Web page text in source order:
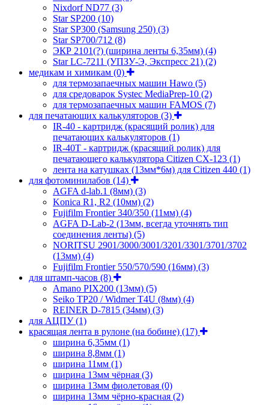
Nixdorf ND77 (3)
Star SP200 (10)
Star SP300 (Samsung 250) (3)
Star SP700/712 (8)
ЭКР 2101(?) (ширина ленты 6,35мм) (4)
Star LC-7211 (УПЗУ-Э, Экспресс 21) (2)
медикам и химикам (0)
для термозапаечных машин Hawo (5)
для средоварок Systec MediaPrep-10 (2)
для термозапаечных машин FAMOS (7)
для печатающих калькуляторов (3)
IR-40 - картридж (красящий ролик) для
печатающих калькуляторов (1)
IR-40T - картридж (красящий ролик) для
печатающего калькулятора Citizen CX-123 (1)
лента на катушках (13мм*6м) для Citizen 440 (1)
для фотоминилабов (14)
AGFA d-lab.1 (8мм) (3)
Konica R1, R2 (10мм) (2)
Fujifilm Frontier 340/350 (11мм) (4)
AGFA D-Lab-2 (13мм, всегда уточнять тип
соединения ленты) (5)
NORITSU 2901/3000/3001/3201/3301/3701/3702
(13мм) (4)
Fujifilm Frontier 550/570/590 (16мм) (3)
для штамп-часов (8)
Amano PIX200 (13мм) (5)
Seiko TP20 / Widmer T4U (8мм) (4)
REINER D-7815 (34мм) (3)
для АЦПУ(1)
красящая лента в рулоне (на бобине) (17)
ширина 6,35мм (1)
ширина 8,8мм (1)
ширина 11мм (1)
ширина 13мм чёрная (3)
ширина 13мм фиолетовая (0)
ширина 13мм чёрно-красная (2)